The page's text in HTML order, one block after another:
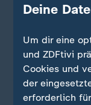
Deine
Um dir eine
und ZDFtivi
Cookies und
der
erforderlich